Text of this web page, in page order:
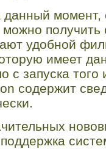
удобной
имеет
с запуска того
содержит